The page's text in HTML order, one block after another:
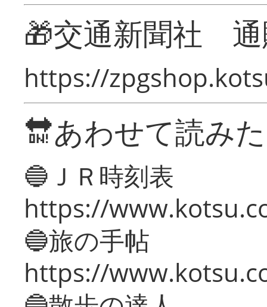
🎁交通新聞社
https://
🔛あわせて読み
🔵ＪＲ時刻表
https://
🔵旅の手帖
https://